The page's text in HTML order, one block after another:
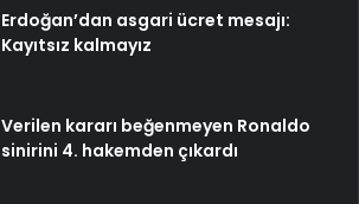
Erdoğan’dan asgari ücret mesajı:
Kayıtsız kalmayız
Verilen kararı beğenmeyen Ronaldo
sinirini 4. hakemden çıkardı